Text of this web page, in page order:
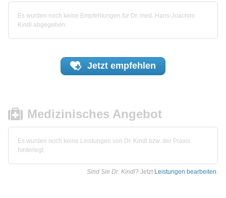
Es wurden noch keine Empfehlungen für Dr. med. Hans-Joachim
Kindl abgegeben.
Jetzt empfehlen
Medizinisches Angebot
Es wurden noch keine Leistungen von Dr. Kindl bzw. der Praxis
hinterlegt.
Sind Sie Dr. Kindl? Jetzt Leistungen bearbeiten.